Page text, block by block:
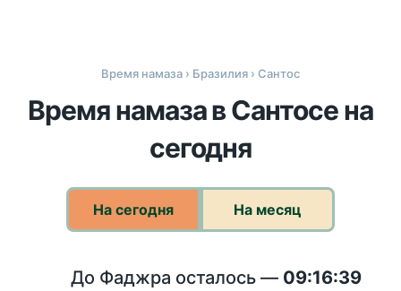
Время намаза › Бразилия › Сантос
Время намаза в Сантосе на
сегодня
На сегодня На месяц
До Фаджра осталось — 09:16:39